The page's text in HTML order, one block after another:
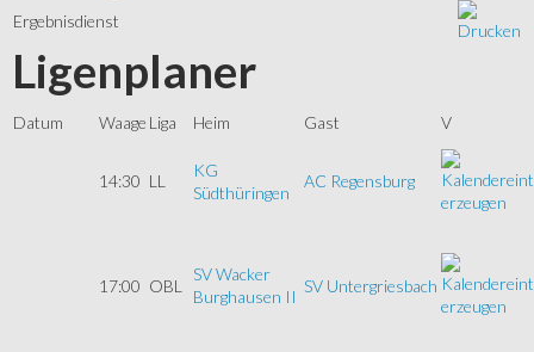
Ergebnisdienst
Ligenplaner
Datum Waage Liga Heim Gast V
14:30 LL
KG
Südthüringen
AC Regensburg
17:00 OBL
SV Wacker
Burghausen II
SV Untergriesbach